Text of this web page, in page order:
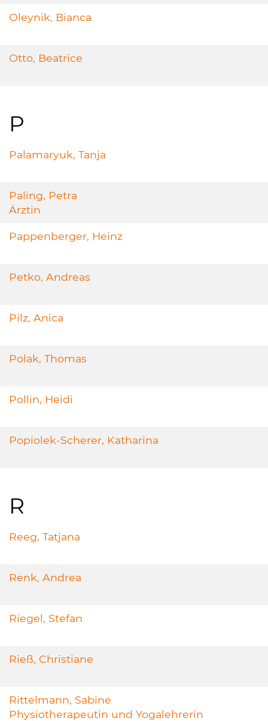
Oleynik, Bianca
Otto, Beatrice
P
Palamaryuk, Tanja
Paling, Petra
Ärztin
Pappenberger, Heinz
Petko, Andreas
Pilz, Anica
Polak, Thomas
Pollin, Heidi
Popiolek-Scherer, Katharina
R
Reeg, Tatjana
Renk, Andrea
Riegel, Stefan
Rieß, Christiane
Rittelmann, Sabine
Physiotherapeutin und Yogalehrerin